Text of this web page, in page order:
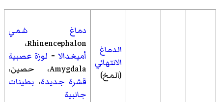
الدماغ
الانتهائي
(المخ)
دماغ شمي
Rhinencephalon،
أميغدالا= لوزة عصبية
Amygdala،
حصين،
قشرة جديدة، بطينات
جانبية